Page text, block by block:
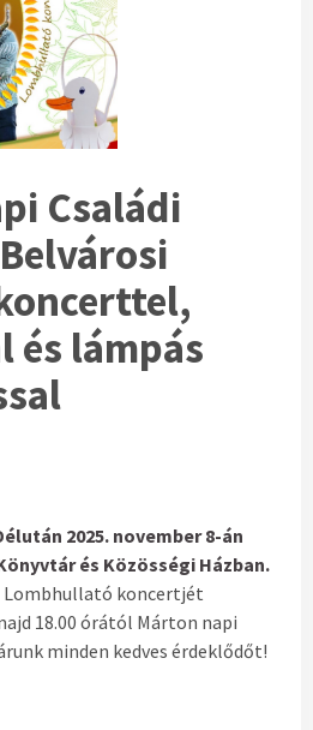
Családi
és lámpás
2025. november 8-án
és Közösségi Házban.
Lombhullató koncertjét
18.00 órától Márton napi
minden kedves érdeklődőt!